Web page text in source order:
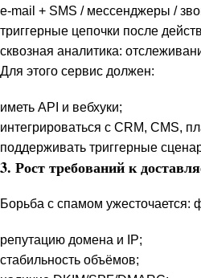
e-mail + SMS / мессенджеры /
триггерные цепочки после
сквозная аналитика:
Для этого сервис должен:
иметь API и вебхуки;
интегрироваться с CRM, CMS,
поддерживать триггерные
3. Рост требований к
Борьба с спамом ужесточается:
репутацию домена и IP;
стабильность объёмов;